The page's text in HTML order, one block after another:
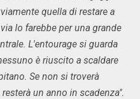
quella di restare a
lo farebbe per una grande
L'entourage si guarda
è riuscito a scaldare
Se non si troverà
un anno in scadenza".